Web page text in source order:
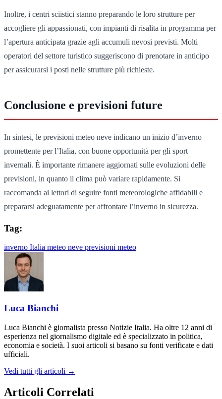
Inoltre, i centri sciistici stanno preparando le loro strutture per
accogliere gli appassionati, con impianti di risalita in programma per
l’apertura anticipata grazie agli accumuli nevosi previsti. Molti
operatori del settore turistico suggeriscono di prenotare in anticipo
per assicurarsi i posti nelle strutture più richieste.
Conclusione e previsioni future
In sintesi, le previsioni meteo neve indicano un inizio d’inverno
promettente per l’Italia, con buone opportunità per gli sport
invernali. È importante rimanere aggiornati sulle evoluzioni delle
previsioni, in quanto il clima può variare rapidamente. Si
raccomanda ai lettori di seguire fonti meteorologiche affidabili e
prepararsi adeguatamente per affrontare l’inverno in sicurezza.
Tag:
inverno Italia meteo neve previsioni meteo
Luca Bianchi
Luca Bianchi è giornalista presso Notizie Italia. Ha oltre 12 anni di
esperienza nel giornalismo digitale ed è specializzato in politica,
economia e società. I suoi articoli si basano su fonti verificate e dati
ufficiali.
Vedi tutti gli articoli →
Articoli Correlati